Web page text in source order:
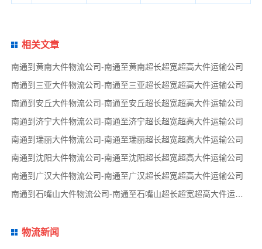
相关文章
南通到黄南大件物流公司-南通至黄南超长超宽超高大件运输公司
南通到三亚大件物流公司-南通至三亚超长超宽超高大件运输公司
南通到安丘大件物流公司-南通至安丘超长超宽超高大件运输公司
南通到济宁大件物流公司-南通至济宁超长超宽超高大件运输公司
南通到瑞丽大件物流公司-南通至瑞丽超长超宽超高大件运输公司
南通到沈阳大件物流公司-南通至沈阳超长超宽超高大件运输公司
南通到广汉大件物流公司-南通至广汉超长超宽超高大件运输公司
南通到石嘴山大件物流公司-南通至石嘴山超长超宽超高大件运输公司
物流新闻